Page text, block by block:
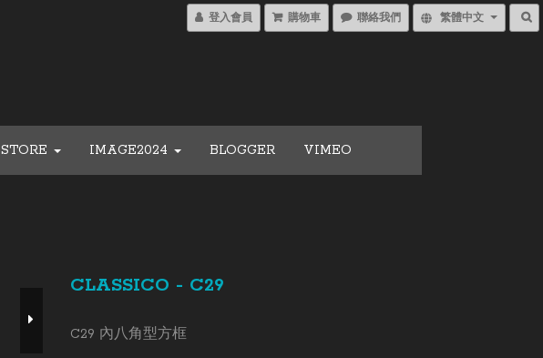
登入會員 購物車 聯絡我們 繁體中文
STORE IMAGE2024 BLOGGER VIMEO
CLASSICO - C29
C29 內八角型方框